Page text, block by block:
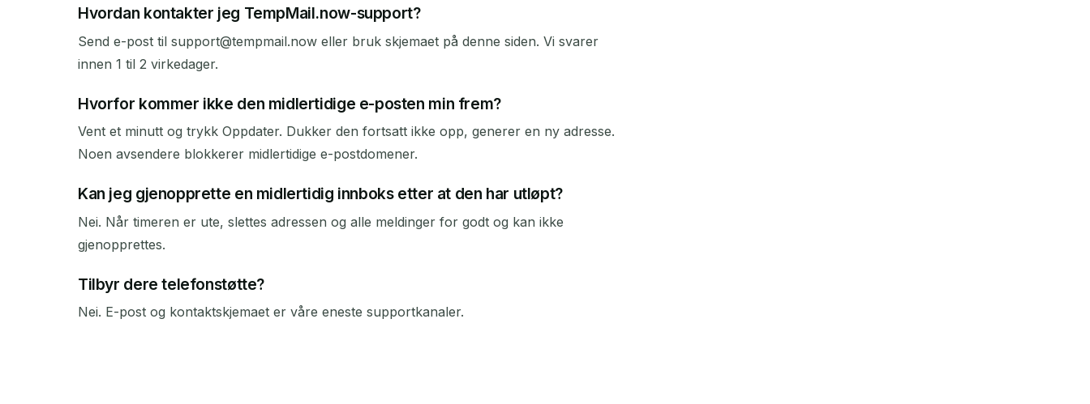
Hvordan kontakter jeg TempMail.now-support?
Send e-post til support@tempmail.now eller bruk skjemaet på denne siden. Vi svarer
innen 1 til 2 virkedager.
Hvorfor kommer ikke den midlertidige e-posten min frem?
Vent et minutt og trykk Oppdater. Dukker den fortsatt ikke opp, generer en ny adresse.
Noen avsendere blokkerer midlertidige e-postdomener.
Kan jeg gjenopprette en midlertidig innboks etter at den har utløpt?
Nei. Når timeren er ute, slettes adressen og alle meldinger for godt og kan ikke
gjenopprettes.
Tilbyr dere telefonstøtte?
Nei. E-post og kontaktskjemaet er våre eneste supportkanaler.